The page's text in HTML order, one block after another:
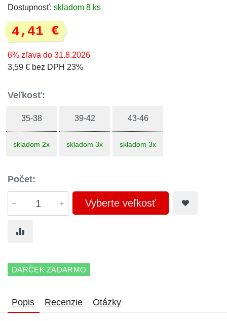
Dostupnosť: skladom 8 ks
4,41 €
6% zľava do 31.8.2026
3,59 € bez DPH 23%
Veľkosť:
35-38
skladom 2x
39-42
skladom 3x
43-46
skladom 3x
Počet:
Vyberte veľkosť
DARČEK ZADARMO
Popis Recenzie Otázky